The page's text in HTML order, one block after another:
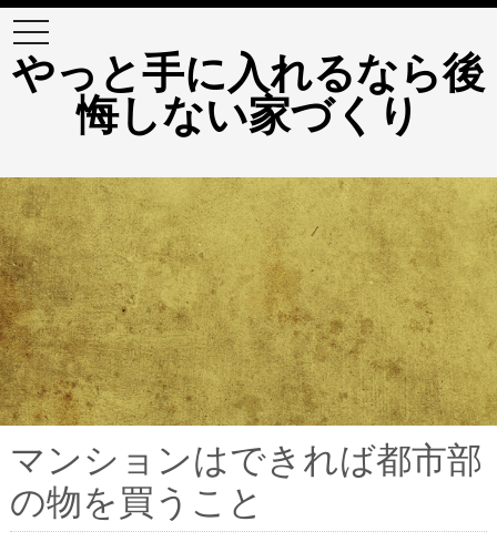
やっと手に入れるなら後
悔しない家づくり
t
o
g
g
l
i
g
a
t
i
o
n
マンションはできれば都市部
の物を買うこと